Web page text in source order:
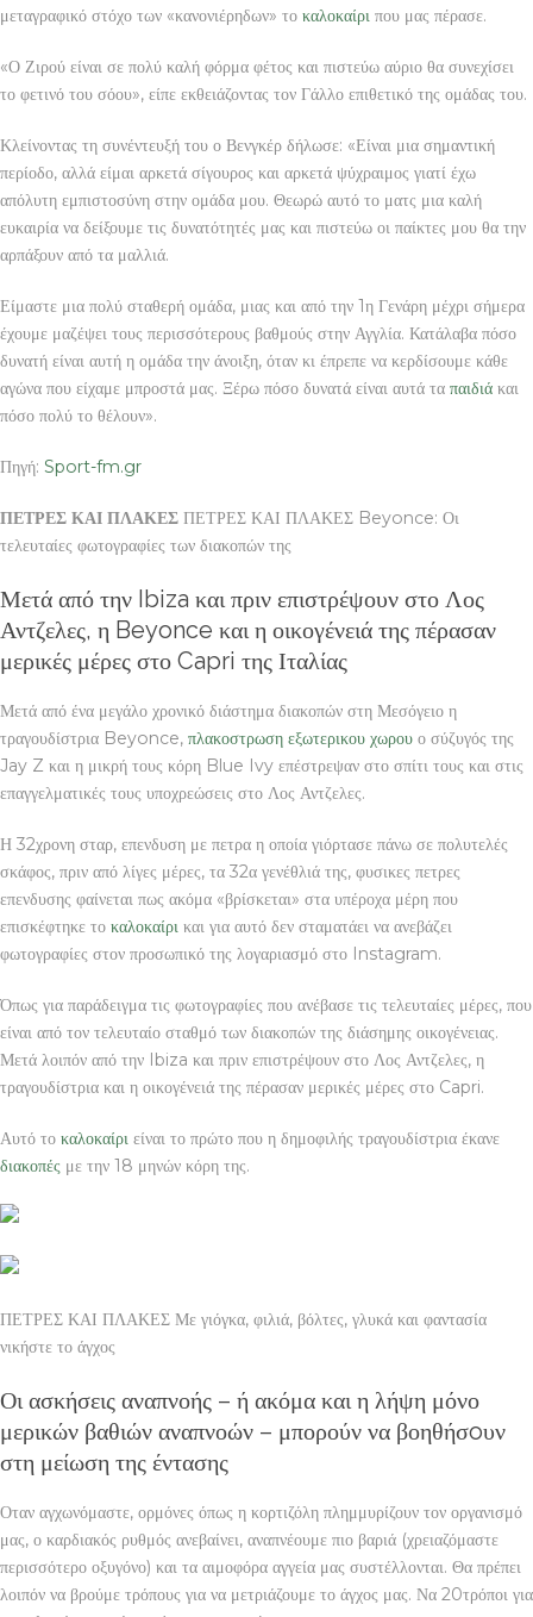
μεταγραφικό στόχο των «κανονιέρηδων» το καλοκαίρι που μας πέρασε.
«Ο Ζιρού είναι σε πολύ καλή φόρμα φέτος και πιστεύω αύριο θα συνεχίσει
το φετινό του σόου», είπε εκθειάζοντας τον Γάλλο επιθετικό της ομάδας του.
Κλείνοντας τη συνέντευξή του ο Βενγκέρ δήλωσε: «Είναι μια σημαντική
περίοδο, αλλά είμαι αρκετά σίγουρος και αρκετά ψύχραιμος γιατί έχω
απόλυτη εμπιστοσύνη στην ομάδα μου. Θεωρώ αυτό το ματς μια καλή
ευκαιρία να δείξουμε τις δυνατότητές μας και πιστεύω οι παίκτες μου θα την
αρπάξουν από τα μαλλιά.
Είμαστε μια πολύ σταθερή ομάδα, μιας και από την 1η Γενάρη μέχρι σήμερα
έχουμε μαζέψει τους περισσότερους βαθμούς στην Αγγλία. Κατάλαβα πόσο
δυνατή είναι αυτή η ομάδα την άνοιξη, όταν κι έπρεπε να κερδίσουμε κάθε
αγώνα που είχαμε μπροστά μας. Ξέρω πόσο δυνατά είναι αυτά τα παιδιά και
πόσο πολύ το θέλουν».
Πηγή: Sport-fm.gr
ΠΕΤΡΕΣ ΚΑΙ ΠΛΑΚΕΣ ΠΕΤΡΕΣ ΚΑΙ ΠΛΑΚΕΣ Beyonce: Οι
τελευταίες φωτογραφίες των διακοπών της
Μετά από την Ibiza και πριν επιστρέψουν στο Λος
Αντζελες, η Beyonce και η οικογένειά της πέρασαν
μερικές μέρες στο Capri της Ιταλίας
Μετά από ένα μεγάλο χρονικό διάστημα διακοπών στη Μεσόγειο η
τραγουδίστρια Beyonce, πλακοστρωση εξωτερικου χωρου ο σύζυγός της
Jay Z και η μικρή τους κόρη Blue Ivy επέστρεψαν στο σπίτι τους και στις
επαγγελματικές τους υποχρεώσεις στο Λος Αντζελες.
Η 32χρονη σταρ, επενδυση με πετρα η οποία γιόρτασε πάνω σε πολυτελές
σκάφος, πριν από λίγες μέρες, τα 32α γενέθλιά της, φυσικες πετρες
επενδυσης φαίνεται πως ακόμα «βρίσκεται» στα υπέροχα μέρη που
επισκέφτηκε το καλοκαίρι και για αυτό δεν σταματάει να ανεβάζει
φωτογραφίες στον προσωπικό της λογαριασμό στο Instagram.
Όπως για παράδειγμα τις φωτογραφίες που ανέβασε τις τελευταίες μέρες, που
είναι από τον τελευταίο σταθμό των διακοπών της διάσημης οικογένειας.
Μετά λοιπόν από την Ibiza και πριν επιστρέψουν στο Λος Αντζελες, η
τραγουδίστρια και η οικογένειά της πέρασαν μερικές μέρες στο Capri.
Αυτό το καλοκαίρι είναι το πρώτο που η δημοφιλής τραγουδίστρια έκανε
διακοπές με την 18 μηνών κόρη της.
ΠΕΤΡΕΣ ΚΑΙ ΠΛΑΚΕΣ Με γιόγκα, φιλιά, βόλτες, γλυκά και φαντασία
νικήστε το άγχος
Οι ασκήσεις αναπνοής – ή ακόμα και η λήψη μόνο
μερικών βαθιών αναπνοών – μπορούν να βοηθήσoυν
στη μείωση της έντασης
Οταν αγχωνόμαστε, ορμόνες όπως η κορτιζόλη πλημμυρίζουν τον οργανισμό
μας, ο καρδιακός ρυθμός ανεβαίνει, αναπνέουμε πιο βαριά (χρειαζόμαστε
περισσότερο οξυγόνο) και τα αιμοφόρα αγγεία μας συστέλλονται. Θα πρέπει
λοιπόν να βρούμε τρόπους για να μετριάζουμε το άγχος μας. Να 20τρόποι για